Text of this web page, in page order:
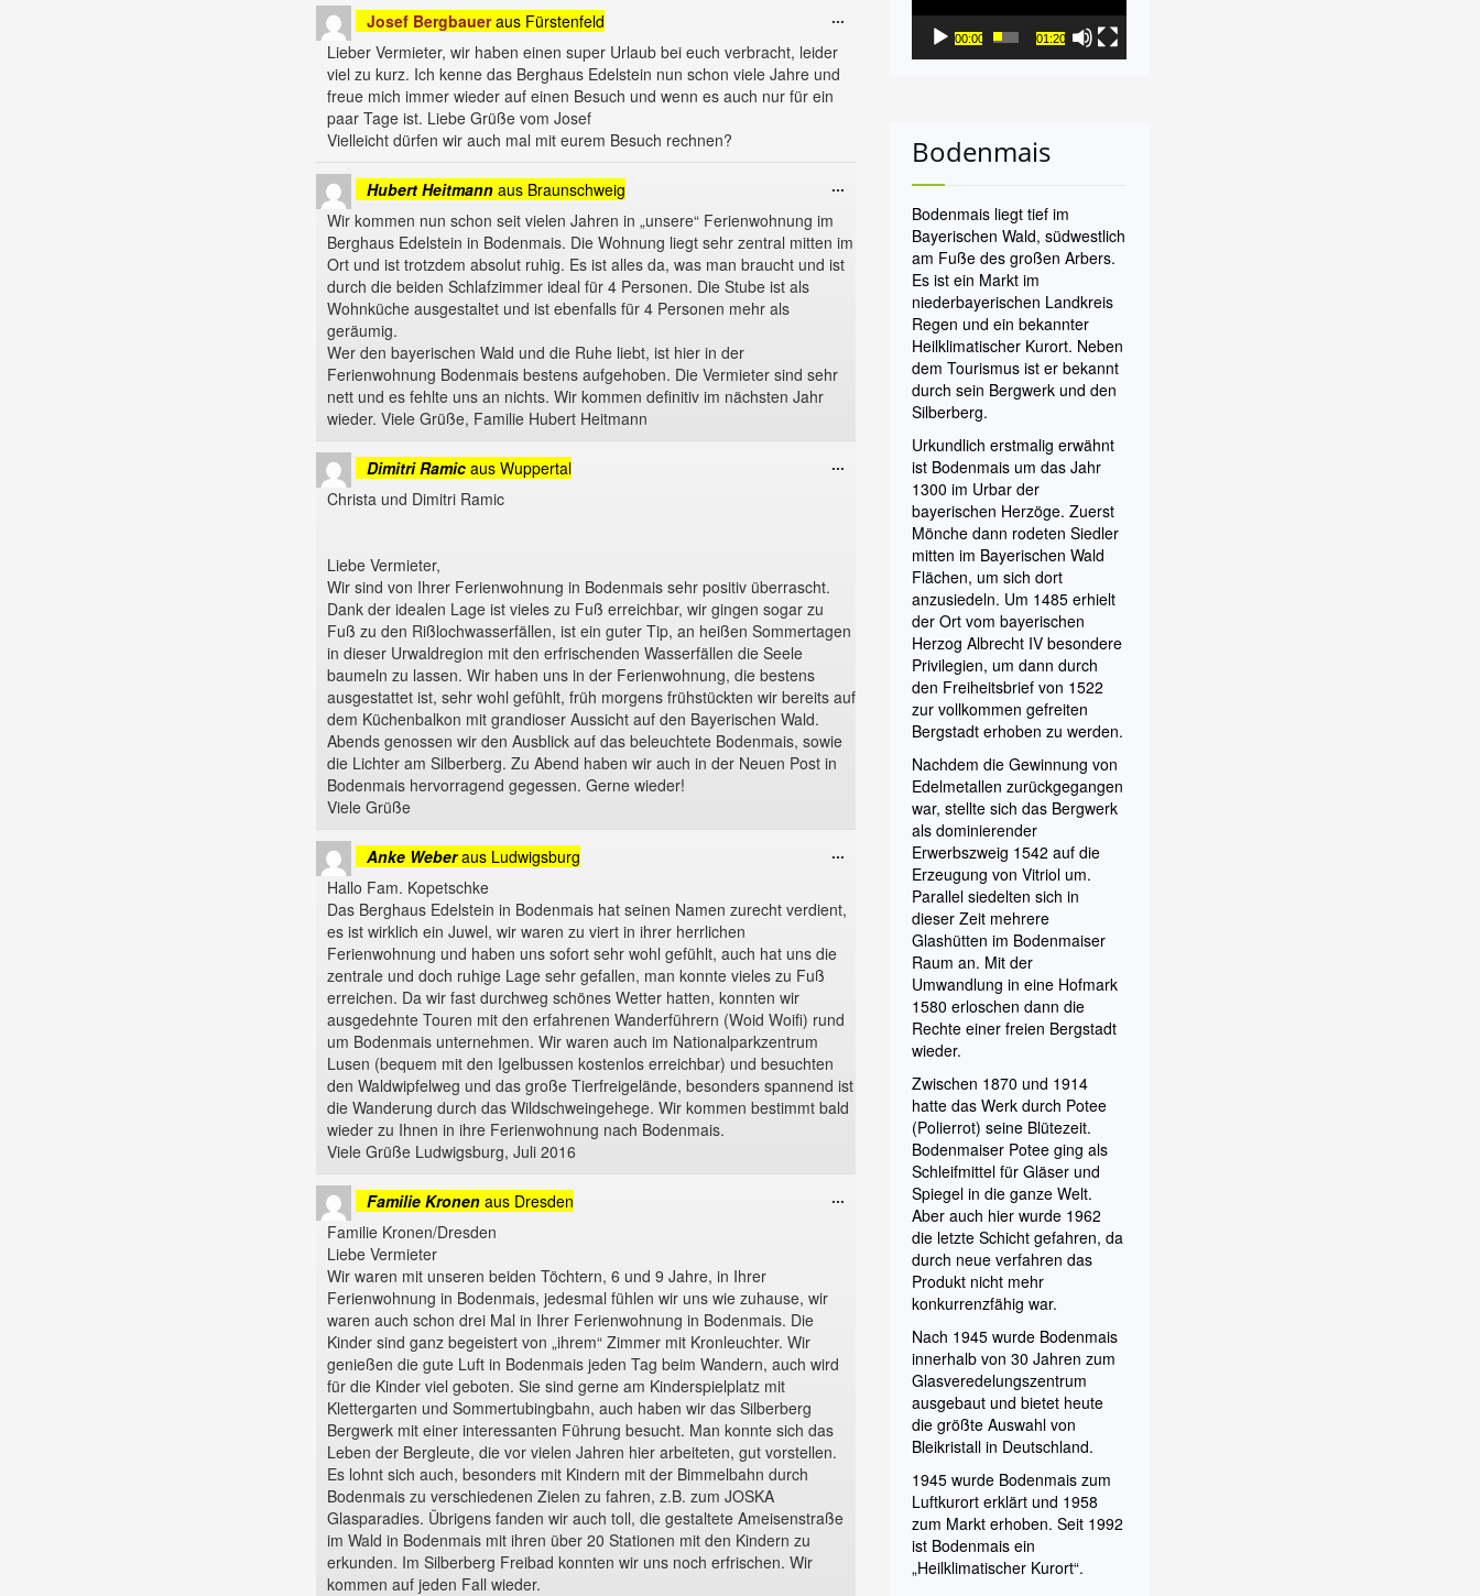
Josef Bergbauer aus Fürstenfeld
Lieber Vermieter, wir haben einen super Urlaub bei euch verbracht, leider
viel zu kurz. Ich kenne das Berghaus Edelstein nun schon viele Jahre und
freue mich immer wieder auf einen Besuch und wenn es auch nur für ein
paar Tage ist. Liebe Grüße vom Josef
Vielleicht dürfen wir auch mal mit eurem Besuch rechnen?
...
ein-/ausblenden.
Hubert Heitmann aus Braunschweig
Wir kommen nun schon seit vielen Jahren in „unsere“ Ferienwohnung im
Berghaus Edelstein in Bodenmais. Die Wohnung liegt sehr zentral mitten im
Ort und ist trotzdem absolut ruhig. Es ist alles da, was man braucht und ist
durch die beiden Schlafzimmer ideal für 4 Personen. Die Stube ist als
Wohnküche ausgestaltet und ist ebenfalls für 4 Personen mehr als
geräumig.
Wer den bayerischen Wald und die Ruhe liebt, ist hier in der
Ferienwohnung Bodenmais bestens aufgehoben. Die Vermieter sind sehr
nett und es fehlte uns an nichts. Wir kommen definitiv im nächsten Jahr
wieder. Viele Grüße, Familie Hubert Heitmann
...
ein-/ausblenden.
Dimitri Ramic aus Wuppertal
Christa und Dimitri Ramic
Liebe Vermieter,
Wir sind von Ihrer Ferienwohnung in Bodenmais sehr positiv überrascht.
Dank der idealen Lage ist vieles zu Fuß erreichbar, wir gingen sogar zu
Fuß zu den Rißlochwasserfällen, ist ein guter Tip, an heißen Sommertagen
in dieser Urwaldregion mit den erfrischenden Wasserfällen die Seele
baumeln zu lassen. Wir haben uns in der Ferienwohnung, die bestens
ausgestattet ist, sehr wohl gefühlt, früh morgens frühstückten wir bereits auf
dem Küchenbalkon mit grandioser Aussicht auf den Bayerischen Wald.
Abends genossen wir den Ausblick auf das beleuchtete Bodenmais, sowie
die Lichter am Silberberg. Zu Abend haben wir auch in der Neuen Post in
Bodenmais hervorragend gegessen. Gerne wieder!
Viele Grüße
...
ein-/ausblenden.
Anke Weber aus Ludwigsburg
Hallo Fam. Kopetschke
Das Berghaus Edelstein in Bodenmais hat seinen Namen zurecht verdient,
es ist wirklich ein Juwel, wir waren zu viert in ihrer herrlichen
Ferienwohnung und haben uns sofort sehr wohl gefühlt, auch hat uns die
zentrale und doch ruhige Lage sehr gefallen, man konnte vieles zu Fuß
erreichen. Da wir fast durchweg schönes Wetter hatten, konnten wir
ausgedehnte Touren mit den erfahrenen Wanderführern (Woid Woifi) rund
um Bodenmais unternehmen. Wir waren auch im Nationalparkzentrum
Lusen (bequem mit den Igelbussen kostenlos erreichbar) und besuchten
den Waldwipfelweg und das große Tierfreigelände, besonders spannend ist
die Wanderung durch das Wildschweingehege. Wir kommen bestimmt bald
wieder zu Ihnen in ihre Ferienwohnung nach Bodenmais.
Viele Grüße Ludwigsburg, Juli 2016
...
ein-/ausblenden.
Familie Kronen aus Dresden
Familie Kronen/Dresden
Liebe Vermieter
Wir waren mit unseren beiden Töchtern, 6 und 9 Jahre, in Ihrer
Ferienwohnung in Bodenmais, jedesmal fühlen wir uns wie zuhause, wir
waren auch schon drei Mal in Ihrer Ferienwohnung in Bodenmais. Die
Kinder sind ganz begeistert von „ihrem“ Zimmer mit Kronleuchter. Wir
genießen die gute Luft in Bodenmais jeden Tag beim Wandern, auch wird
für die Kinder viel geboten. Sie sind gerne am Kinderspielplatz mit
Klettergarten und Sommertubingbahn, auch haben wir das Silberberg
Bergwerk mit einer interessanten Führung besucht. Man konnte sich das
Leben der Bergleute, die vor vielen Jahren hier arbeiteten, gut vorstellen.
Es lohnt sich auch, besonders mit Kindern mit der Bimmelbahn durch
Bodenmais zu verschiedenen Zielen zu fahren, z.B. zum JOSKA
Glasparadies. Übrigens fanden wir auch toll, die gestaltete Ameisenstraße
im Wald in Bodenmais mit ihren über 20 Stationen mit den Kindern zu
erkunden. Im Silberberg Freibad konnten wir uns noch erfrischen. Wir
kommen auf jeden Fall wieder.
...
ein-/ausblenden.
00:00 01:20
Bodenmais
Bodenmais liegt tief im
Bayerischen Wald, südwestlich
am Fuße des großen Arbers.
Es ist ein Markt im
niederbayerischen Landkreis
Regen und ein bekannter
Heilklimatischer Kurort. Neben
dem Tourismus ist er bekannt
durch sein Bergwerk und den
Silberberg.
Urkundlich erstmalig erwähnt
ist Bodenmais um das Jahr
1300 im Urbar der
bayerischen Herzöge. Zuerst
Mönche dann rodeten Siedler
mitten im Bayerischen Wald
Flächen, um sich dort
anzusiedeln. Um 1485 erhielt
der Ort vom bayerischen
Herzog Albrecht IV besondere
Privilegien, um dann durch
den Freiheitsbrief von 1522
zur vollkommen gefreiten
Bergstadt erhoben zu werden.
Nachdem die Gewinnung von
Edelmetallen zurückgegangen
war, stellte sich das Bergwerk
als dominierender
Erwerbszweig 1542 auf die
Erzeugung von Vitriol um.
Parallel siedelten sich in
dieser Zeit mehrere
Glashütten im Bodenmaiser
Raum an. Mit der
Umwandlung in eine Hofmark
1580 erloschen dann die
Rechte einer freien Bergstadt
wieder.
Zwischen 1870 und 1914
hatte das Werk durch Potee
(Polierrot) seine Blütezeit.
Bodenmaiser Potee ging als
Schleifmittel für Gläser und
Spiegel in die ganze Welt.
Aber auch hier wurde 1962
die letzte Schicht gefahren, da
durch neue verfahren das
Produkt nicht mehr
konkurrenzfähig war.
Nach 1945 wurde Bodenmais
innerhalb von 30 Jahren zum
Glasveredelungszentrum
ausgebaut und bietet heute
die größte Auswahl von
Bleikristall in Deutschland.
1945 wurde Bodenmais zum
Luftkurort erklärt und 1958
zum Markt erhoben. Seit 1992
ist Bodenmais ein
„Heilklimatischer Kurort“.